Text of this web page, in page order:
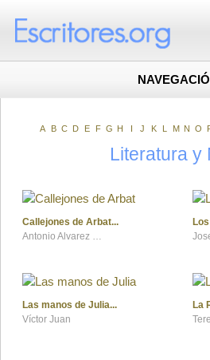
A B C D E F G H J K L M N O
Literatura y
Callejones de Arbat
Antonio Alvarez Gil
Las manos de Julia
Víctor Juan
La